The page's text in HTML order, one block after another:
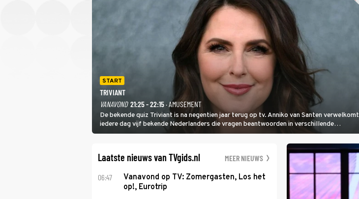
START
TRIVIANT
VANAVOND 21:25 - 22:15· AMUSEMENT
De bekende quiz Triviant is na negentien jaar terug op tv. Anniko van Santen verwelkomt
iedere dag vijf bekende Nederlanders die vragen beantwoorden in verschillende
categorieën. De beste speler gaat direct door naar de finaleweek.
Laatste nieuws van TVgids.nl MEER NIEUWS
06:47
Vanavond op TV: Zomergasten, Los het
op!, Eurotrip